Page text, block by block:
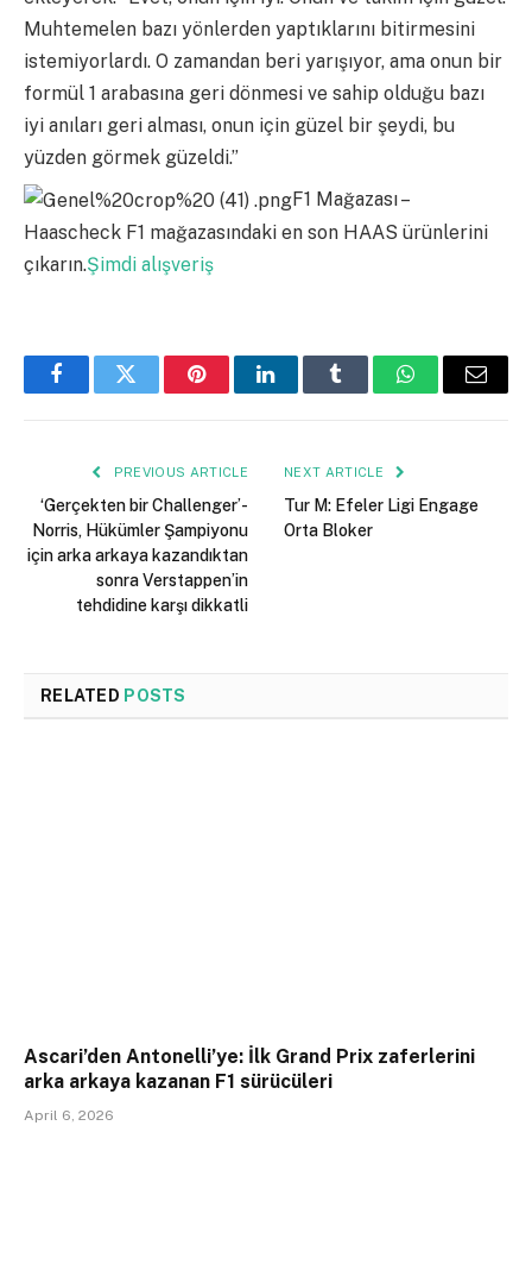
Muhtemelen bazı yönlerden yaptıklarını bitirmesini
istemiyorlardı. O zamandan beri yarışıyor, ama onun bir
formül 1 arabasına geri dönmesi ve sahip olduğu bazı
iyi anıları geri alması, onun için güzel bir şeydi, bu
yüzden görmek güzeldi.”
F1 Mağazası –
Haascheck F1 mağazasındaki en son HAAS ürünlerini
çıkarın.Şimdi alışveriş
FacebookTwitter PinterestLinkedInTumblr WhatsAppEmail
PREVIOUS ARTICLE
‘Gerçekten bir Challenger’-
Norris, Hükümler Şampiyonu
için arka arkaya kazandıktan
sonra Verstappen’in
tehdidine karşı dikkatli
NEXT ARTICLE
Tur M: Efeler Ligi Engage
Orta Bloker
RELATED POSTS
Ascari’den Antonelli’ye: İlk Grand Prix zaferlerini
arka arkaya kazanan F1 sürücüleri
April 6, 2026